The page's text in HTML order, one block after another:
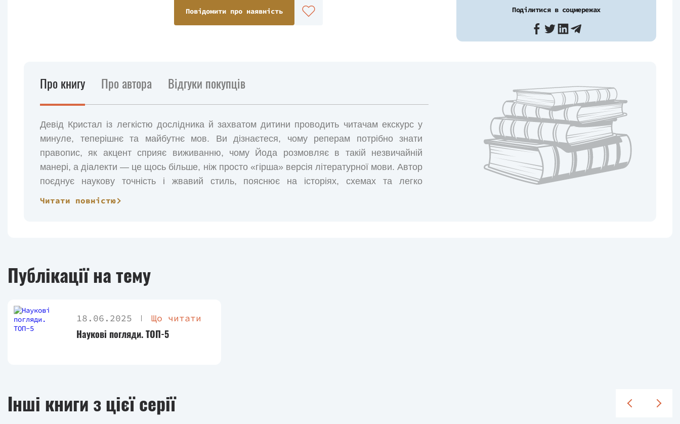
Повідомити про наявність Поділитися в соцмережах
Про книгу Про автора Відгуки покупців
Девід Кристал із легкістю дослідника й захватом дитини проводить читачам екскурс у
минуле, теперішнє та майбутнє мов. Ви дізнаєтеся, чому реперам потрібно знати
правопис, як акцент сприяє виживанню, чому Йода розмовляє в такій незвичайній
манері, а діалекти — це щось більше, ніж просто «гірша» версія літературної мови. Автор
поєднує наукову точність і жвавий стиль, пояснює на історіях, схемах та легко
викладених фактах. Чимало прикладів спеціально адаптовано під українську мову. Усе
Читати повністю
Публікації на тему
18.06.2025 Що читати
Наукові погляди. ТОП-5
Інші книги з цієї серії